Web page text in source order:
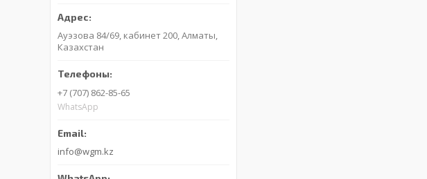
Ауэзова 84/69, кабинет 200, Алматы,
Казахстан
+7 (707) 862-85-65
WhatsApp
info@wgm.kz